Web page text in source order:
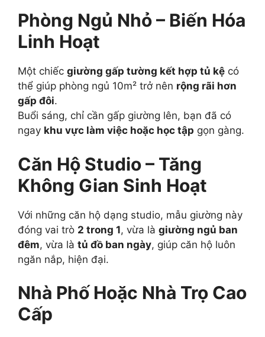
Phòng Ngủ Nhỏ – Biến Hóa
Linh Hoạt
Một chiếc giường gấp tường kết hợp tủ kệ có
thể giúp phòng ngủ 10m² trở nên rộng rãi hơn
gấp đôi.
Buổi sáng, chỉ cần gấp giường lên, bạn đã có
ngay khu vực làm việc hoặc học tập gọn gàng.
Căn Hộ Studio – Tăng
Không Gian Sinh Hoạt
Với những căn hộ dạng studio, mẫu giường này
đóng vai trò 2 trong 1, vừa là giường ngủ ban
đêm, vừa là tủ đồ ban ngày, giúp căn hộ luôn
ngăn nắp, hiện đại.
Nhà Phố Hoặc Nhà Trọ Cao
Cấp